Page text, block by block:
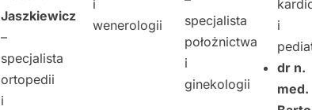
Jaszkiewicz
–
specjalista
ortopedii
i
i
wenerologii
specjalista
położnictwa
i
ginekologii
i
dr n.
med.